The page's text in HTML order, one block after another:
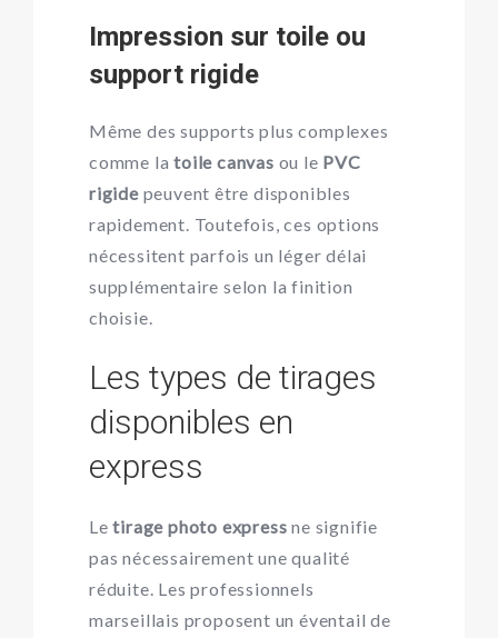
Impression sur toile ou
support rigide
Même des supports plus complexes
comme latoile canvas ou le PVC
rigidepeuvent être disponibles
rapidement. Toutefois, ces options
nécessitent parfois un léger délai
supplémentaire selon la finition
choisie.
Les types de tirages
disponibles en
express
Letirage photo express ne signifie
pas nécessairement une qualité
réduite. Les professionnels
marseillais proposent un éventail de